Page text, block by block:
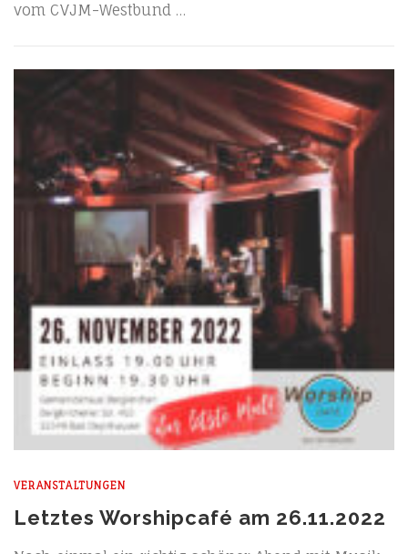
vom CVJM-Westbund …
VERANSTALTUNGEN
Letztes Worshipcafé am 26.11.2022